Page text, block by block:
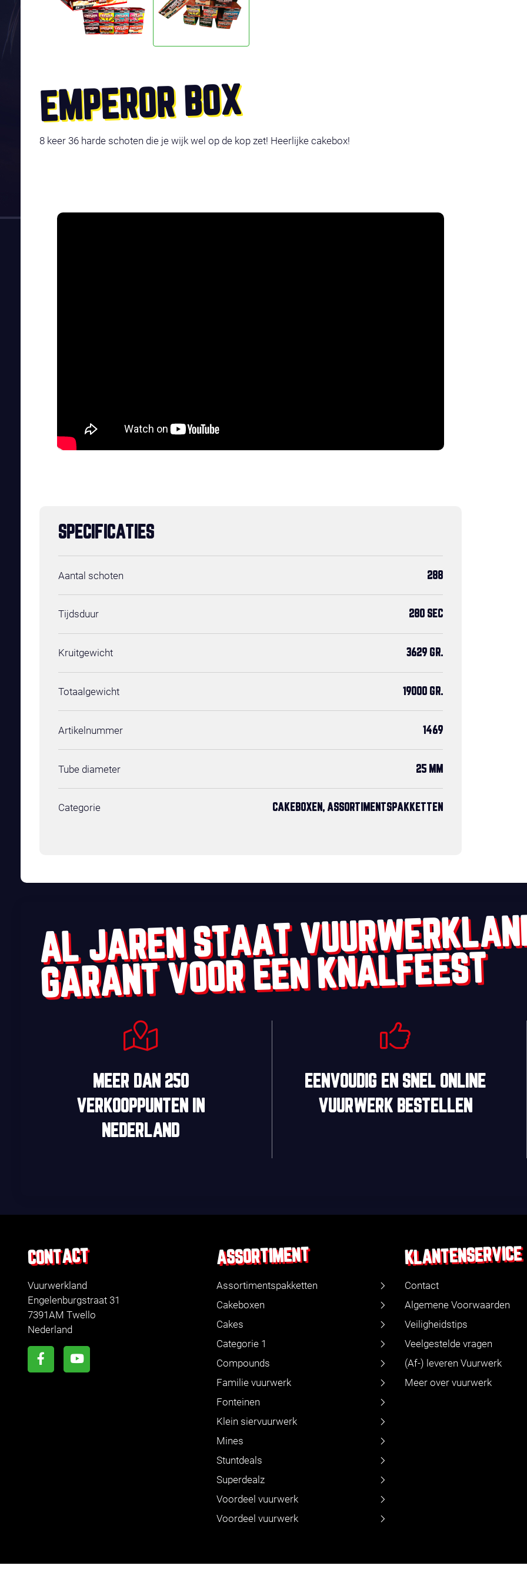
EMPEROR BOX
8 keer 36 harde schoten die je wijk wel op de kop zet! Heerlijke cakebox!
SPECIFICATIES
Aantal schoten 288
Tijdsduur 280 SEC
Kruitgewicht 3629 GR.
Totaalgewicht 19000 GR.
Artikelnummer 1469
Tube diameter 25 MM
Categorie CAKEBOXEN, ASSORTIMENTSPAKKETTEN
AL JAREN STAAT
GARANT VOOR EEN KNALFEEST
MEER DAN 250
VERKOOPPUNTEN
IN
NEDERLAND
EENVOUDIG EN SNELONLINE
VUURWERK BESTELLEN
CONTACT
Vuurwerkland
Engelenburgstraat 31
7391AM Twello
Nederland
ASSORTIMENT
Assortimentspakketten
Cakeboxen
Cakes
Categorie 1
Compounds
Familie vuurwerk
Fonteinen
Klein siervuurwerk
Mines
Stuntdeals
Superdealz
Voordeel vuurwerk
Voordeel vuurwerk
KLANTENSERVICE
Contact
Algemene Voorwaarden
Veiligheidstips
Veelgestelde vragen
(Af-) leveren Vuurwerk
Meer over vuurwerk